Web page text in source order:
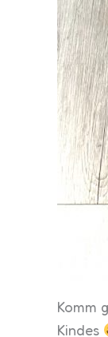
Komm
Kindes